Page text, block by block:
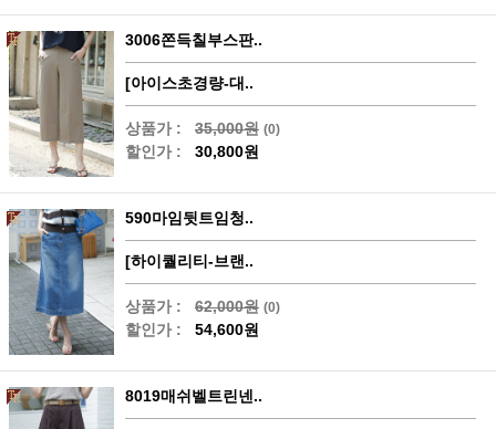
3006쫀득칠부스판..
[아이스초경량-대..
상품가 : 35,000원 (0)
할인가 : 30,800원
590마임뒷트임청..
[하이퀄리티-브랜..
상품가 : 62,000원 (0)
할인가 : 54,600원
8019매쉬벨트린넨..